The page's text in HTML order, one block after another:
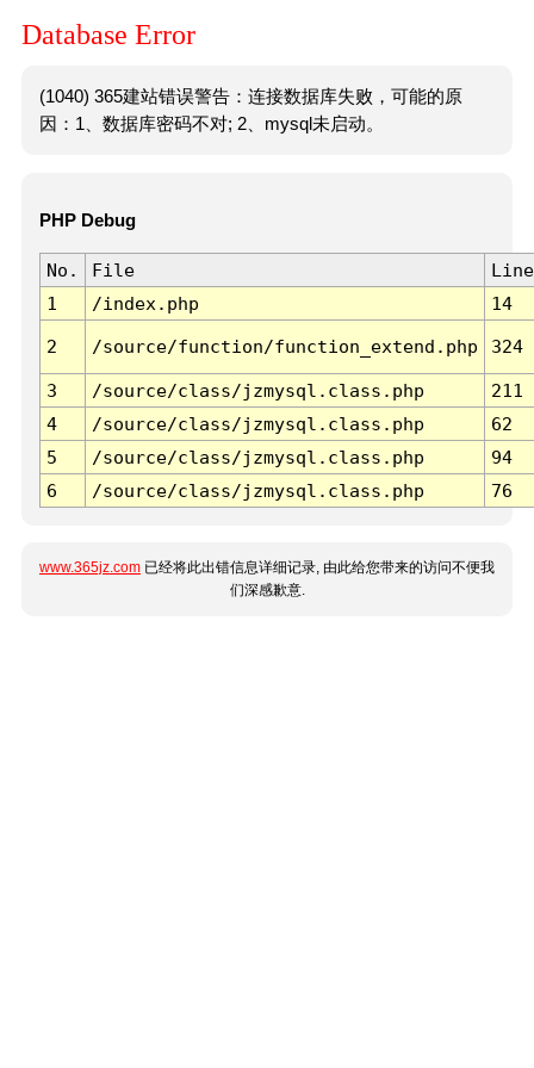
Database Error
(1040) 365建站错误警告：连接数据库失败，可能的原
因：1、数据库密码不对; 2、mysql未启动。
PHP Debug
No. File
Line
1
/index.php 14
2 /source/function/function_extend.php 324
3 /source/class/jzmysql.class.php
211
4
/source/class/jzmysql.class.php
62
5
/source/class/jzmysql.class.php
94
6
/source/class/jzmysql.class.php 76
www.365jz.com 已经将此出错信息详细记录, 由此给您带来的访问不便我
们深感歉意.